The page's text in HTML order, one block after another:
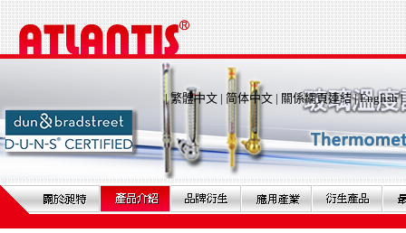
|繁體中文 | 简体中文 | 關係網頁連結|English|